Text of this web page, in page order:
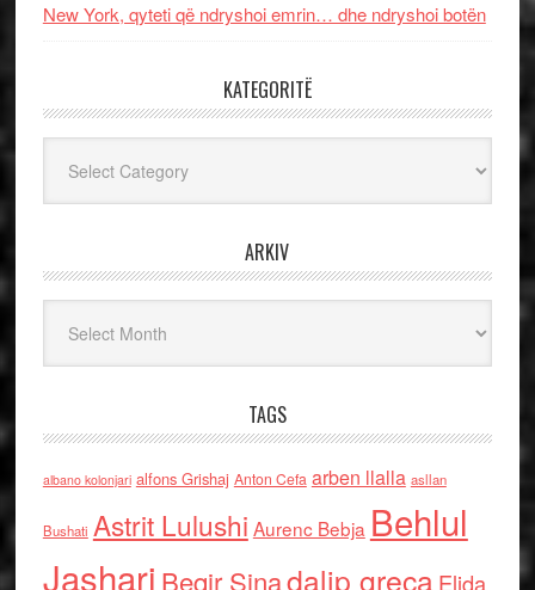
New York, qyteti që ndryshoi emrin… dhe ndryshoi botën
KATEGORITË
ARKIV
TAGS
albano kolonjari alfons Grishaj Anton Cefa arben llalla asllan
Bushati Astrit Lulushi Aurenc Bebja Behlul
Jashari Beqir Sinadalip grecaElida